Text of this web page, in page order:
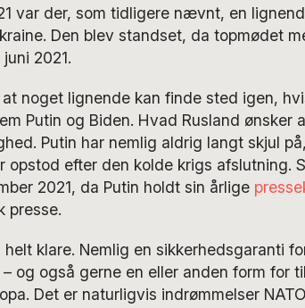
var der, som tidligere nævnt, en
Den blev standset, da topmødet
2021.
noget lignende kan finde sted igen,
Putin og Biden. Hvad Rusland ønsker
Putin har nemlig aldrig langt skjul
opstod efter den kolde krigs afslutning.
2021, da Putin holdt sin årlige
presse.
klare. Nemlig en sikkerhedsgaranti
og også gerne en eller anden form for
Det er naturligvis indrømmelser